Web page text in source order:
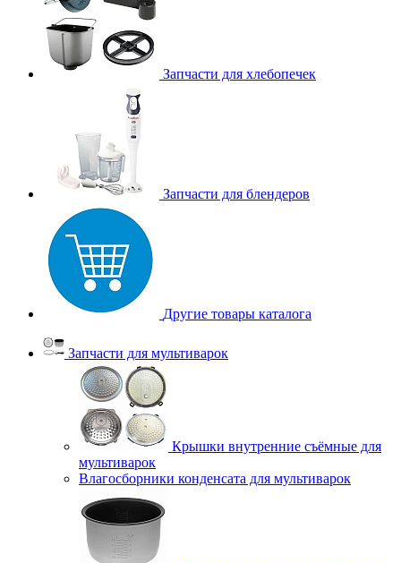
Запчасти для хлебопечек
Запчасти для блендеров
Другие товары каталога
Запчасти для мультиварок
Крышки внутренние съёмные для
мультиварок
Влагосборники конденсата для мультиварок